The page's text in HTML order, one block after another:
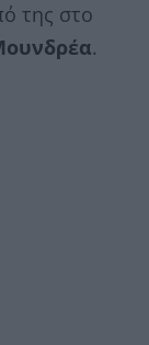
της στο
.